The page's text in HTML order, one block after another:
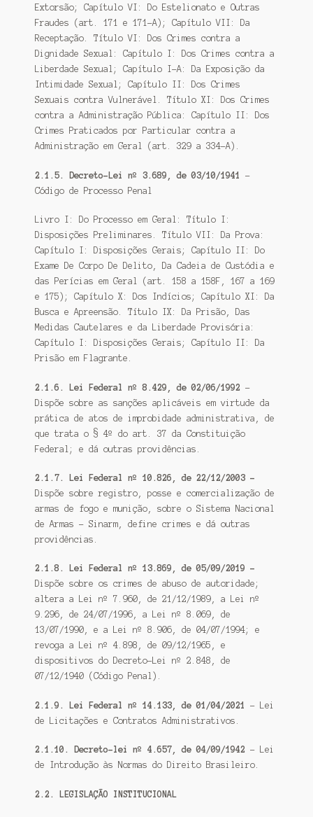
Extorsão; Capítulo VI: Do Estelionato e Outras
Fraudes (art. 171 e 171-A); Capítulo VII: Da
Receptação. Título VI: Dos Crimes contra a
Dignidade Sexual: Capítulo I: Dos Crimes contra a
Liberdade Sexual; Capítulo I-A: Da Exposição da
Intimidade Sexual; Capítulo II: Dos Crimes
Sexuais contra Vulnerável. Título XI: Dos Crimes
contra a Administração Pública: Capítulo II: Dos
Crimes Praticados por Particular contra a
Administração em Geral (art. 329 a 334-A).
2.1.5. Decreto-Lei nº 3.689, de 03/10/1941
–
Código de Processo Penal
Livro I: Do Processo em Geral: Título I:
Disposições Preliminares. Título VII: Da Prova:
Capítulo I: Disposições Gerais; Capítulo II: Do
Exame De Corpo De Delito, Da Cadeia de Custódia e
das Perícias em Geral (art. 158 a 158F, 167 a 169
e 175); Capítulo X: Dos Indícios; Capítulo XI: Da
Busca e Apreensão. Título IX: Da Prisão, Das
Medidas Cautelares e da Liberdade Provisória:
Capítulo I: Disposições Gerais; Capítulo II: Da
Prisão em Flagrante.
2.1.6. Lei Federal nº 8.429, de 02/06/1992 –
Dispõe sobre as sanções aplicáveis em virtude da
prática de atos de improbidade administrativa, de
que trata o § 4º do art. 37 da Constituição
Federal; e dá outras providências.
2.1.7. Lei Federal nº 10.826, de 22/12/2003 –
Dispõe sobre registro, posse e comercialização de
armas de fogo e munição, sobre o Sistema Nacional
de Armas – Sinarm, define crimes e dá outras
providências.
2.1.8. Lei Federal nº 13.869, de 05/09/2019 –
Dispõe sobre os crimes de abuso de autoridade;
altera a Lei nº 7.960, de 21/12/1989, a Lei nº
9.296, de 24/07/1996, a Lei nº 8.069, de
13/07/1990, e a Lei nº 8.906, de 04/07/1994; e
revoga a Lei nº 4.898, de 09/12/1965, e
dispositivos do Decreto-Lei nº 2.848, de
07/12/1940 (Código Penal).
2.1.9. Lei Federal nº 14.133, de 01/04/2021
– Lei
de Licitações e Contratos Administrativos.
2.1.10. Decreto-lei nº 4.657, de 04/09/1942 – Lei
de Introdução às Normas do Direito Brasileiro.
2.2. LEGISLAÇÃO INSTITUCIONAL